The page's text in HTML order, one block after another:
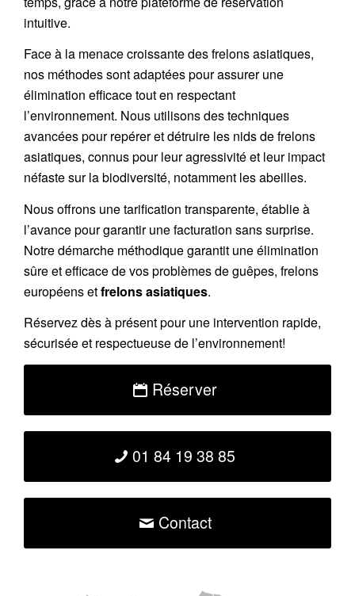
intuitive.
Face à la menace croissante des frelons asiatiques,
nos méthodes sont adaptées pour assurer une
élimination efficace tout en respectant
l’environnement. Nous utilisons des techniques
avancées pour repérer et détruire les nids defrelons
asiatiques, connus pour leur agressivité et leur impact
néfaste sur la biodiversité, notamment les abeilles.
Nous offrons unetarification transparente, établie à
l’avance pour garantir une facturation sans surprise.
Notre démarche méthodique garantit une élimination
sûre et efficace de vos problèmes de guêpes, frelons
européens etfrelons asiatiques.
Réservezdès à présent pour une intervention rapide,
sécurisée et respectueuse de l’environnement!
Réserver
01 84 19 38 85
Contact